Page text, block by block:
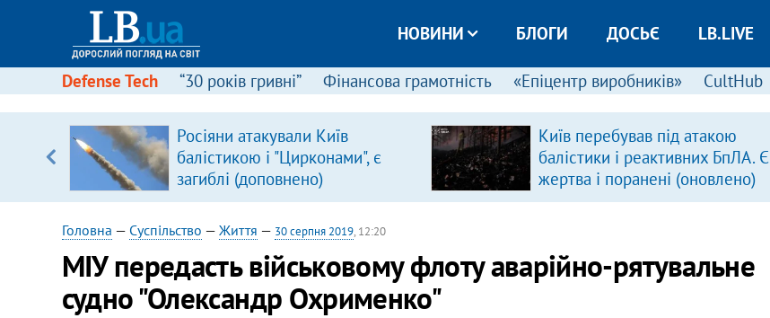
НОВИНИ БЛОГИ ДОСЬЄ LB.LIVE
Defense Tech “30 років гривні” Фінансова грамотність «Епіцентр виробників» CultHub
Росіяни атакували Київ
балістикою і "Цирконами", є
загиблі (доповнено)
Київ перебував під атакою
балістики і реактивних БпЛА. Є
жертва і поранені (оновлено)
Головна — Суспільство — Життя — 30 серпня 2019, 12:20
МІУ передасть військовому флоту аварійно-рятувальне
судно "Олександр Охрименко"